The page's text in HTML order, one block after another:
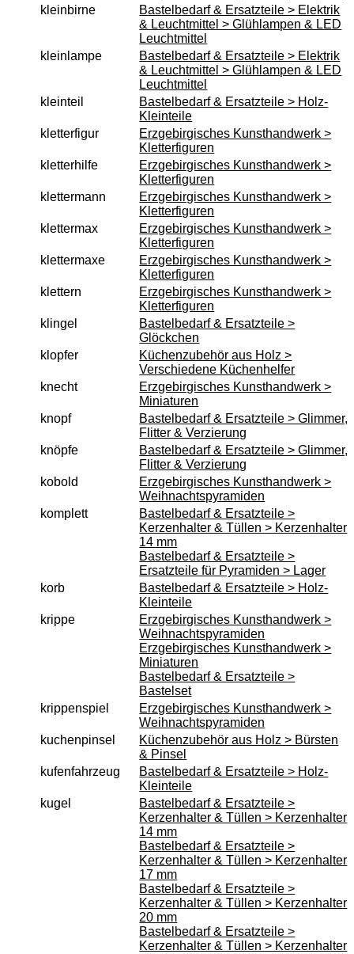
kleinbirne
Bastelbedarf & Ersatzteile > Elektrik
& Leuchtmittel > Glühlampen & LED
Leuchtmittel
kleinlampe
Bastelbedarf & Ersatzteile > Elektrik
& Leuchtmittel > Glühlampen & LED
Leuchtmittel
kleinteil
Bastelbedarf & Ersatzteile > Holz-
Kleinteile
kletterfigur
Erzgebirgisches Kunsthandwerk >
Kletterfiguren
kletterhilfe
Erzgebirgisches Kunsthandwerk >
Kletterfiguren
klettermann
Erzgebirgisches Kunsthandwerk >
Kletterfiguren
klettermax
Erzgebirgisches Kunsthandwerk >
Kletterfiguren
klettermaxe
Erzgebirgisches Kunsthandwerk >
Kletterfiguren
klettern
Erzgebirgisches Kunsthandwerk >
Kletterfiguren
klingel
Bastelbedarf & Ersatzteile >
Glöckchen
klopfer
Küchenzubehör aus Holz >
Verschiedene Küchenhelfer
knecht
Erzgebirgisches Kunsthandwerk >
Miniaturen
knopf
Bastelbedarf & Ersatzteile > Glimmer,
Flitter & Verzierung
knöpfe
Bastelbedarf & Ersatzteile > Glimmer,
Flitter & Verzierung
kobold
Erzgebirgisches Kunsthandwerk >
Weihnachtspyramiden
komplett
Bastelbedarf & Ersatzteile >
Kerzenhalter & Tüllen > Kerzenhalter
14 mm
Bastelbedarf & Ersatzteile >
Ersatzteile für Pyramiden > Lager
korb
Bastelbedarf & Ersatzteile > Holz-
Kleinteile
krippe
Erzgebirgisches Kunsthandwerk >
Weihnachtspyramiden
Erzgebirgisches Kunsthandwerk >
Miniaturen
Bastelbedarf & Ersatzteile >
Bastelset
krippenspiel
Erzgebirgisches Kunsthandwerk >
Weihnachtspyramiden
kuchenpinsel
Küchenzubehör aus Holz > Bürsten
& Pinsel
kufenfahrzeug
Bastelbedarf & Ersatzteile > Holz-
Kleinteile
kugel
Bastelbedarf & Ersatzteile >
Kerzenhalter & Tüllen > Kerzenhalter
14 mm
Bastelbedarf & Ersatzteile >
Kerzenhalter & Tüllen > Kerzenhalter
17 mm
Bastelbedarf & Ersatzteile >
Kerzenhalter & Tüllen > Kerzenhalter
20 mm
Bastelbedarf & Ersatzteile >
Kerzenhalter & Tüllen > Kerzenhalter